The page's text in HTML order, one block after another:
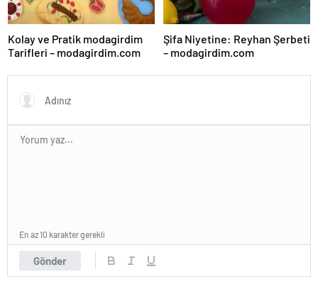
Kolay ve Pratik modagirdim
Tarifleri – modagirdim.com
Şifa Niyetine: Reyhan Şerbeti
– modagirdim.com
Gönder
En az 10 karakter gerekli